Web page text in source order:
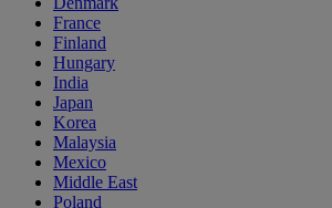
France
Finland
Hungary
India
Japan
Korea
Malaysia
Mexico
Middle East
Poland